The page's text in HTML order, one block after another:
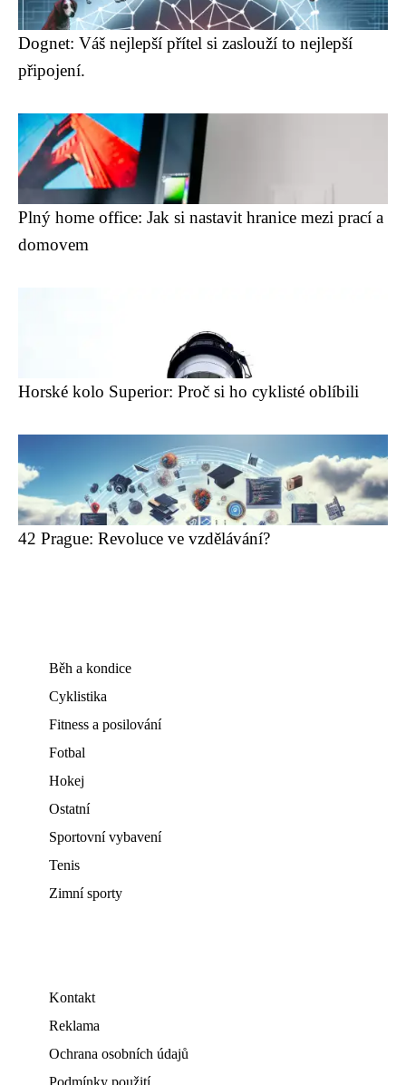
Dognet: Váš nejlepší přítel si zaslouží to nejlepší
připojení.
Plný home office: Jak si nastavit hranice mezi prací a
domovem
Horské kolo Superior: Proč si ho cyklisté oblíbili
42 Prague: Revoluce ve vzdělávání?
Běh a kondice
Cyklistika
Fitness a posilování
Fotbal
Hokej
Ostatní
Sportovní vybavení
Tenis
Zimní sporty
Kontakt
Reklama
Ochrana osobních údajů
Podmínky použití